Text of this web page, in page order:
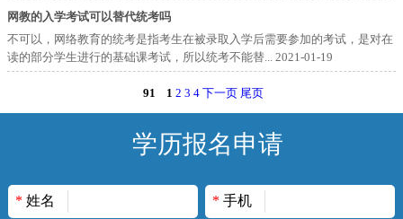
网教的入学考试可以替代统考吗
不可以，网络教育的统考是指考生在被录取入学后需要参加的考试，是对在
读的部分学生进行的基础课考试，所以统考不能替... 2021-01-19
91 1 2 3 4 下一页 尾页
学历报名申请
* 姓名 * 手机